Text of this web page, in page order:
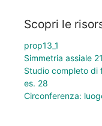
Scopri le
prop13_1
Simmetria assiale
Studio completo di
es. 28
Circonferenza: